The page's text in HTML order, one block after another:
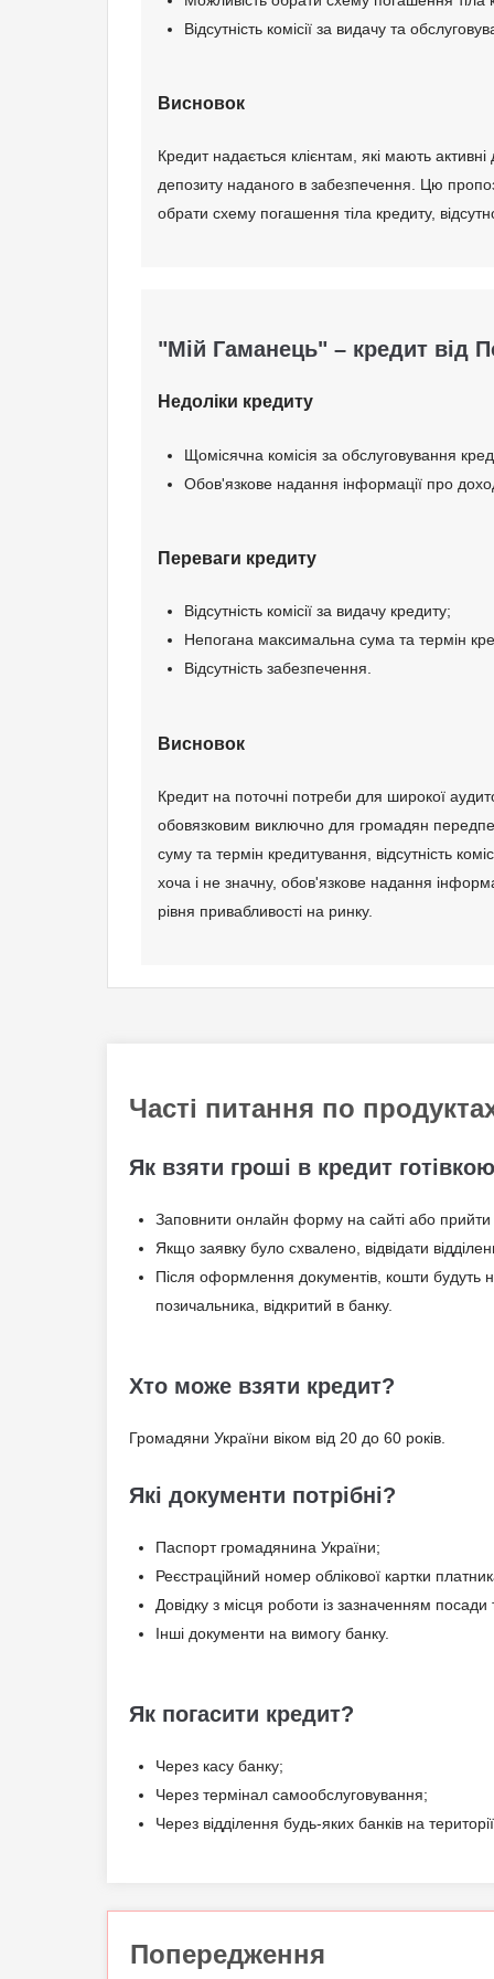
Паспорт громадянина України;
Інші документи на вимогу банку.
Вік позичальника
Відсутність комісії за видачу та
Висновок
Кредит надається клієнтам, які мають
депозиту наданого в забезпечення. Цю
обрати схему погашення тіла кредиту,
"Мій Гаманець" – кредит від
Недоліки кредиту
Щомісячна комісія за обслуговування
Обов'язкове надання інформації про
Переваги кредиту
Відсутність комісії за видачу кредиту;
Непогана максимальна сума та термін
Відсутність забезпечення.
Висновок
Кредит на поточні потреби для широкої
обовязковим виключно для громадян
суму та термін кредитування, відсутність
хоча і не значну, обов'язкове надання
рівня привабливості на ринку.
Часті питання по
Як взяти гроші в кредит
Заповнити онлайн форму на сайті або прийти
Якщо заявку було схвалено, відвідати
Після оформлення документів, кошти будуть
позичальника, відкритий в банку.
Хто може взяти кредит?
Громадяни України віком від 20 до 60 років.
Які документи потрібні?
Паспорт громадянина України;
Реєстраційний номер облікової картки
Довідку з місця роботи із зазначенням
Інші документи на вимогу банку.
Як погасити кредит?
Через касу банку;
Через термінал самообслуговування;
Через відділення будь-яких банків на
Попередження